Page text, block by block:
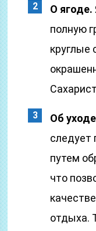
О ягоде.
полную
круглые
Об
следует
путем
что
отдыха.